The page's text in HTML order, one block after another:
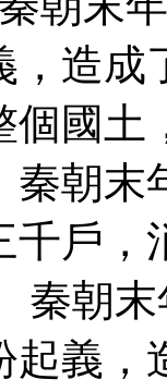
，造成
個國
秦朝末
千戶
秦朝
起義，